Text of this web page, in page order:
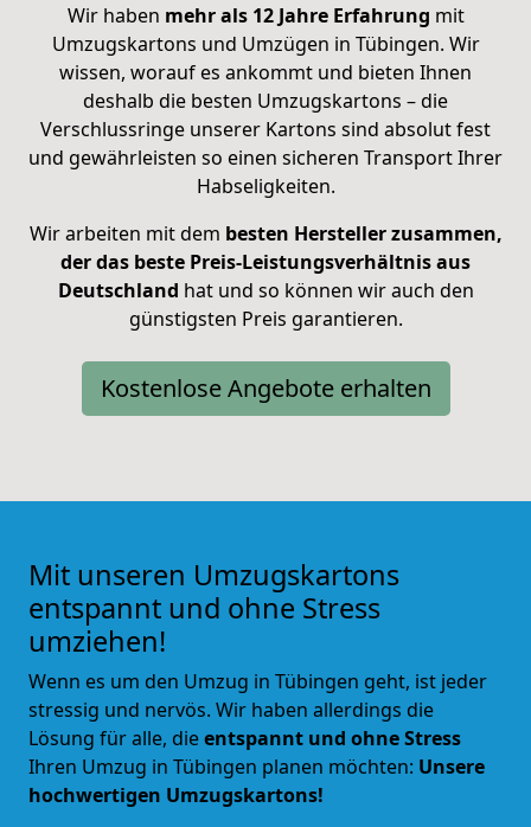
Wir haben mehr als 12 Jahre Erfahrung mit
Umzugskartons und Umzügen in Tübingen. Wir
wissen, worauf es ankommt und bieten Ihnen
deshalb die besten Umzugskartons – die
Verschlussringe unserer Kartons sind absolut fest
und gewährleisten so einen sicheren Transport Ihrer
Habseligkeiten.
Wir arbeiten mit dem besten Hersteller zusammen,
der das beste Preis-Leistungsverhältnis aus
Deutschland hatund so können wir auch den
günstigsten Preis garantieren.
Kostenlose Angebote erhalten
Mit unseren Umzugskartons
entspannt und ohne Stress
umziehen!
Wenn es um den Umzug in Tübingen geht, ist jeder
stressig und nervös. Wir haben allerdings die
Lösung für alle, dieentspannt und ohne Stress
Ihren Umzug in Tübingen planen möchten: Unsere
hochwertigen Umzugskartons!